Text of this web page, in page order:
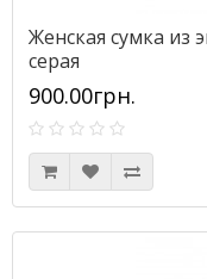
Женская сумка из
серая
900.00грн.